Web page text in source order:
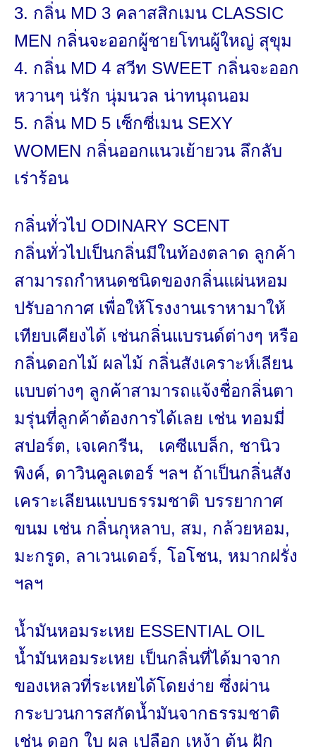
3. กลิ่น MD 3 คลาสสิกเมน CLASSIC
MEN กลิ่นจะออกผู้ชายโทนผู้ใหญ่ สุขุม
4. กลิ่น MD 4 สวีท SWEET กลิ่นจะออก
หวานๆ น่รัก นุ่มนวล น่าทนุถนอม
5. กลิ่น MD 5 เซ็กซี่เมน SEXY
WOMEN กลิ่นออกแนวเย้ายวน ลึกลับ
เร่าร้อน
กลิ่นทั่วไป ODINARY SCENT
กลิ่นทั่วไปเป็นกลิ่นมีในท้องตลาด ลูกค้า
สามารถกำหนดชนิดของกลิ่นแผ่นหอม
ปรับอากาศ เพื่อให้โรงงานเราหามาให้
เทียบเคียงได้ เช่นกลิ่นแบรนด์ต่างๆ หรือ
กลิ่นดอกไม้ ผลไม้ กลิ่นสังเคราะห์เลียน
แบบต่างๆ ลูกค้าสามารถแจ้งชื่อกลิ่นตา
มรุ่นที่ลูกค้าต้องการได้เลย เช่น ทอมมี่
สปอร์ต, เจเคกรีน, เคซีแบล็ก, ชานิว
พิงค์, ดาวินคูลเตอร์ ฯลฯ ถ้าเป็นกลิ่นสัง
เคราะเลียนแบบธรรมชาติ บรรยากาศ
ขนม เช่น กลิ่นกุหลาบ, สม, กล้วยหอม,
มะกรูด, ลาเวนเดอร์, โอโชน, หมากฝรั่ง
ฯลฯ
น้ำมันหอมระเหย ESSENTIAL OIL
น้ำมันหอมระเหย เป็นกลิ่นที่ได้มาจาก
ของเหลวที่ระเหยได้โดยง่าย ซึ่งผ่าน
กระบวนการสกัดน้ำมันจากธรรมชาติ
เช่น ดอก ใบ ผล เปลือก เหง้า ต้น ฝัก